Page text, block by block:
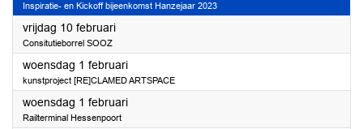
Inspiratie- en Kickoff bijeenkomst Hanzejaar 2023
vrijdag 10 februari2023
Consitutieborrel SOOZ
woensdag 1 februari2023
kunstproject [RE]CLAMED ARTSPACE
woensdag 1 februari2023
Railterminal Hessenpoort